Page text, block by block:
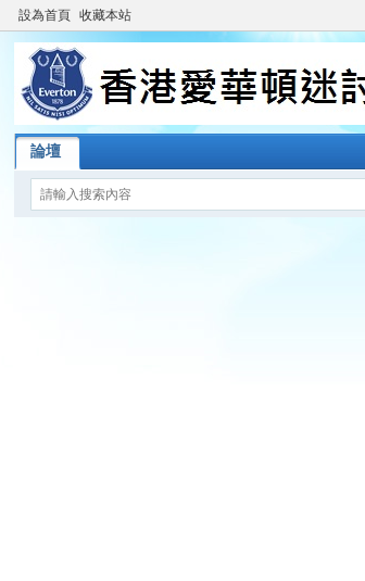
設為首頁 收藏本站
論壇